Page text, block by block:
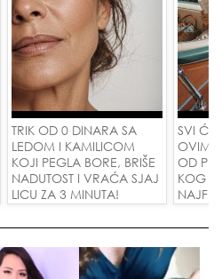
TRIK OD 0 DINARA SA
LEDOM I KAMILICOM
KOJI PEGLA BORE, BRIŠE
NADUTOST I VRAĆA SJAJ
LICU ZA 3 MINUTA!
SVI ĆE
OVIM
OD
KOG